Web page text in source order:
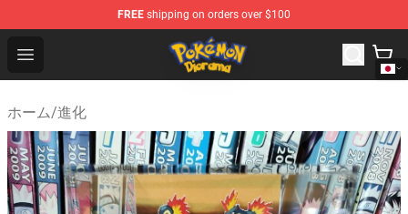
FREE shipping on orders over $100
Open menu
Pokemon Diorama Shop - The Best Store of Pokemon
ホーム/進化